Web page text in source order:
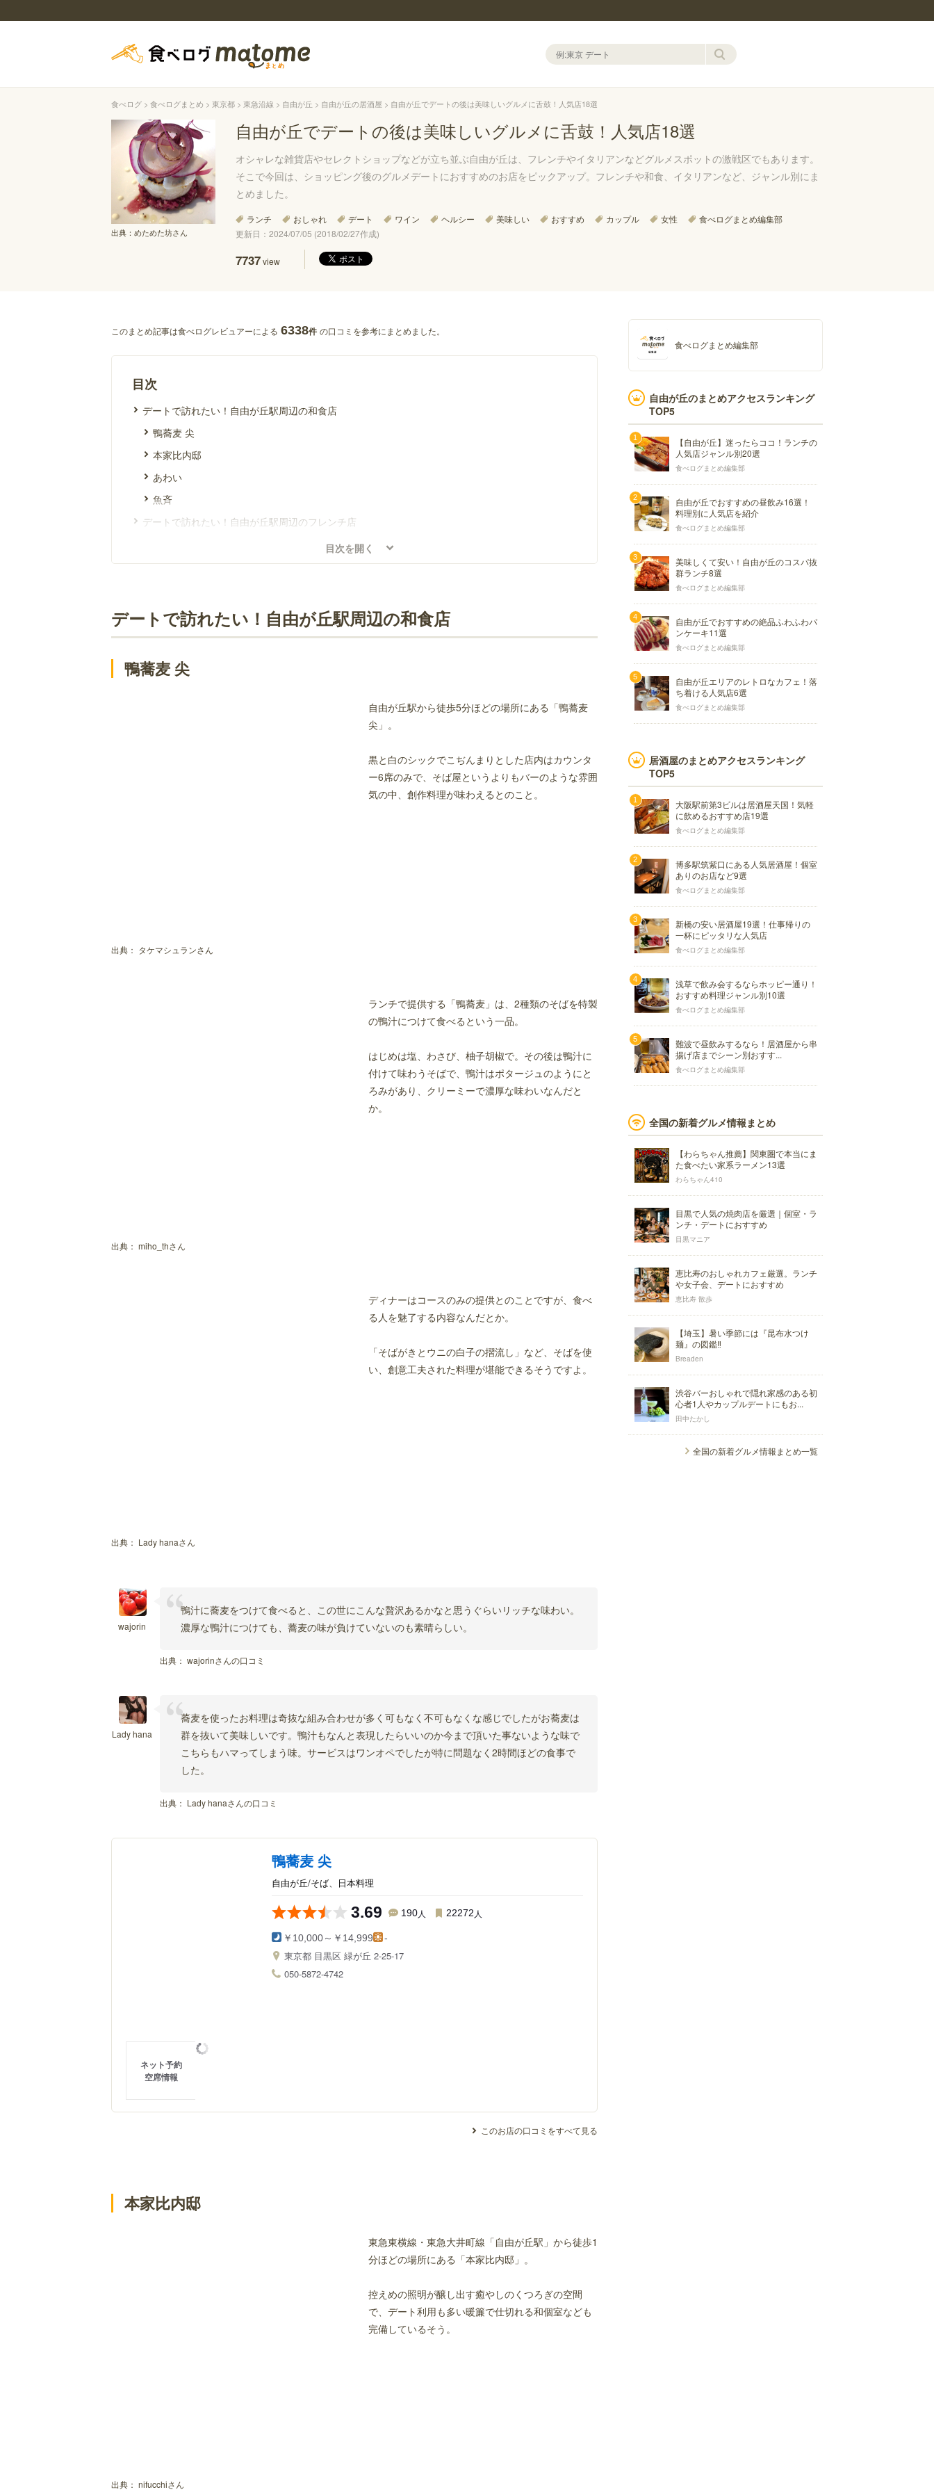
食べログ 食べログまとめ 東京都 東急沿線 自由が丘 自由が丘の居酒屋 自由が丘でデートの後は美味しいグルメに舌鼓！人気店18選
出典： めためた坊さん
自由が丘でデートの後は美味しいグルメに舌鼓！人気店18選
オシャレな雑貨店やセレクトショップなどが立ち並ぶ自由が丘は、フレンチやイタリアンなどグルメスポットの激戦区でもあります。
そこで今回は、ショッピング後のグルメデートにおすすめのお店をピックアップ。フレンチや和食、イタリアンなど、ジャンル別にま
とめました。
ランチ おしゃれ デート ワイン ヘルシー 美味しい おすすめ カップル 女性
食べログまとめ編集部
更新日：2024/07/05 (2018/02/27作成)
7737view
このまとめ記事は食べログレビュアーによる 6338件 の口コミを参考にまとめました。
目次
デートで訪れたい！自由が丘駅周辺の和食店
鴨蕎麦 尖
本家比内邸
あわい
魚斉
デートで訪れたい！自由が丘駅周辺のフレンチ店
ロクロナン
自由が丘 マリスコス
KOST
イルバンビーノ 本店
目次を開く
デートで訪れたい！自由が丘駅周辺の和食店
鴨蕎麦 尖
出典： タケマシュランさん
自由が丘駅から徒歩5分ほどの場所にある「鴨蕎麦
尖」。
黒と白のシックでこぢんまりとした店内はカウンタ
ー6席のみで、そば屋というよりもバーのような雰囲
気の中、創作料理が味わえるとのこと。
出典： miho_thさん
ランチで提供する「鴨蕎麦」は、2種類のそばを特製
の鴨汁につけて食べるという一品。
はじめは塩、わさび、柚子胡椒で。その後は鴨汁に
付けて味わうそばで、鴨汁はポタージュのようにと
ろみがあり、クリーミーで濃厚な味わいなんだと
か。
出典： Lady hanaさん
ディナーはコースのみの提供とのことですが、食べ
る人を魅了する内容なんだとか。
「そばがきとウニの白子の摺流し」など、そばを使
い、創意工夫された料理が堪能できるそうですよ。
wajorin
鴨汁に蕎麦をつけて食べると、この世にこんな贅沢あるかなと思うぐらいリッチな味わい。
濃厚な鴨汁につけても、蕎麦の味が負けていないのも素晴らしい。
出典： wajorinさんの口コミ
Lady hana
蕎麦を使ったお料理は奇抜な組み合わせが多く可もなく不可もなくな感じでしたがお蕎麦は
群を抜いて美味しいです。鴨汁もなんと表現したらいいのか今まで頂いた事ないような味で
こちらもハマってしまう味。サービスはワンオペでしたが特に問題なく2時間ほどの食事で
した。
出典： Lady hanaさんの口コミ
鴨蕎麦 尖
自由が丘/そば、日本料理
3.69 190人 22272 人
￥10,000～￥14,999 -
東京都 目黒区 緑が丘 2-25-17
050-5872-4742
ネット予約
空席情報
このお店の口コミをすべて見る
本家比内邸
出典： nifucchiさん
東急東横線・東急大井町線「自由が丘駅」から徒歩1
分ほどの場所にある「本家比内邸」。
控えめの照明が醸し出す癒やしのくつろぎの空間
で、デート利用も多い暖簾で仕切れる和個室なども
完備しているそう。
食べログまとめ編集部
自由が丘のまとめアクセスランキング
TOP5
【自由が丘】迷ったらココ！ランチの
人気店ジャンル別20選
食べログまとめ編集部
自由が丘でおすすめの昼飲み16選！
料理別に人気店を紹介
食べログまとめ編集部
美味しくて安い！自由が丘のコスパ抜
群ランチ8選
食べログまとめ編集部
自由が丘でおすすめの絶品ふわふわパ
ンケーキ11選
食べログまとめ編集部
自由が丘エリアのレトロなカフェ！落
ち着ける人気店6選
食べログまとめ編集部
居酒屋のまとめアクセスランキング
TOP5
大阪駅前第3ビルは居酒屋天国！気軽
に飲めるおすすめ店19選
食べログまとめ編集部
博多駅筑紫口にある人気居酒屋！個室
ありのお店など9選
食べログまとめ編集部
新橋の安い居酒屋19選！仕事帰りの
一杯にピッタリな人気店
食べログまとめ編集部
浅草で飲み会するならホッピー通り！
おすすめ料理ジャンル別10選
食べログまとめ編集部
難波で昼飲みするなら！居酒屋から串
揚げ店までシーン別おすす...
食べログまとめ編集部
全国の新着グルメ情報まとめ
【わらちゃん推薦】関東圏で本当にま
た食べたい家系ラーメン13選
わらちゃん410
目黒で人気の焼肉店を厳選｜個室・ラ
ンチ・デートにおすすめ
目黒マニア
恵比寿のおしゃれカフェ厳選。ランチ
や女子会、デートにおすすめ
恵比寿 散歩
【埼玉】暑い季節には『昆布水つけ
麺』の図鑑‼
Breaden
渋谷バーおしゃれで隠れ家感のある初
心者1人やカップルデートにもお...
田中たかし
全国の新着グルメ情報まとめ一覧